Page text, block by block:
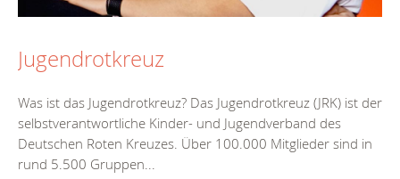
Jugendrotkreuz
Was ist das Jugendrotkreuz? Das Jugendrotkreuz (JRK) ist der
selbstverantwortliche Kinder- und Jugendverband des
Deutschen Roten Kreuzes. Über 100.000 Mitglieder sind in
rund 5.500 Gruppen...